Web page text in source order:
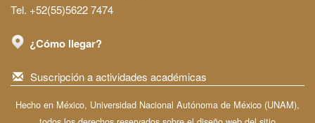
Tel. +52(55)5622 7474
¿Cómo llegar?
Suscripción a actividades académicas
Hecho en México, Universidad Nacional Autónoma de México (UNAM),